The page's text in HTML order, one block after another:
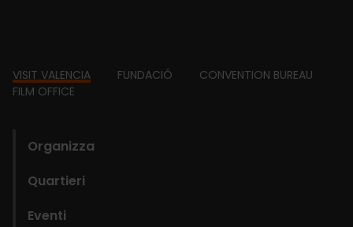
Footer
VISIT VALENCIA FUNDACIÓ
CONVENTION BUREAU
FILM OFFICE
Organizza
Quartieri
Eventi